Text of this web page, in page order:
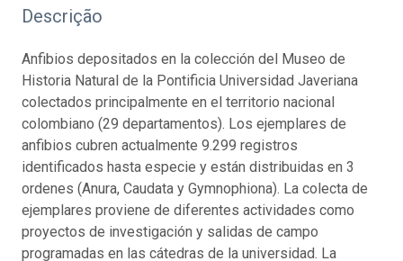
Descrição
Anfibios depositados en la colección del Museo de
Historia Natural de la Pontificia Universidad Javeriana
colectados principalmente en el territorio nacional
colombiano (29 departamentos). Los ejemplares de
anfibios cubren actualmente 9.299 registros
identificados hasta especie y están distribuidas en 3
ordenes (Anura, Caudata y Gymnophiona). La colecta de
ejemplares proviene de diferentes actividades como
proyectos de investigación y salidas de campo
programadas en las cátedras de la universidad. La